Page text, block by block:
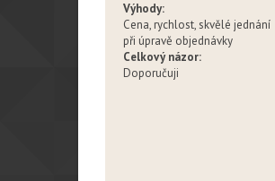
Výhody:
Cena, rychlost, skvělé jednání
při úpravě objednávky
Celkový názor:
Doporučuji